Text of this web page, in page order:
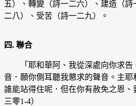
五）、轉變（詩一二六）、建造（
二八）、受苦（詩一二九）。
四. 聯合
「耶和華阿、我從深處向你求告
音．願你側耳聽我懇求的聲音。主耶
誰能站得住呢．但在你有赦免之恩
三零1-4）